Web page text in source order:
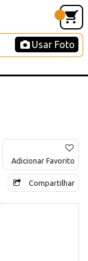
Usar Foto
Adicionar Favorito
Compartilhar